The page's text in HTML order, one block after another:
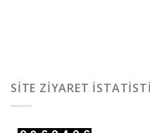
SITE ZIYARET